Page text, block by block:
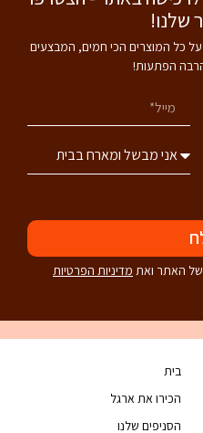
שלנו!
על כל המוצרים הכי חמים, המבצעים
הרבה הפתעות!
האתר ואת מדיניות הפרטיות
בית
הכירו את ארגל
הסניפים שלנו